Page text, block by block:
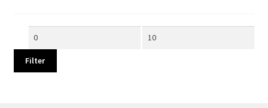
Min.
Max.
Filter